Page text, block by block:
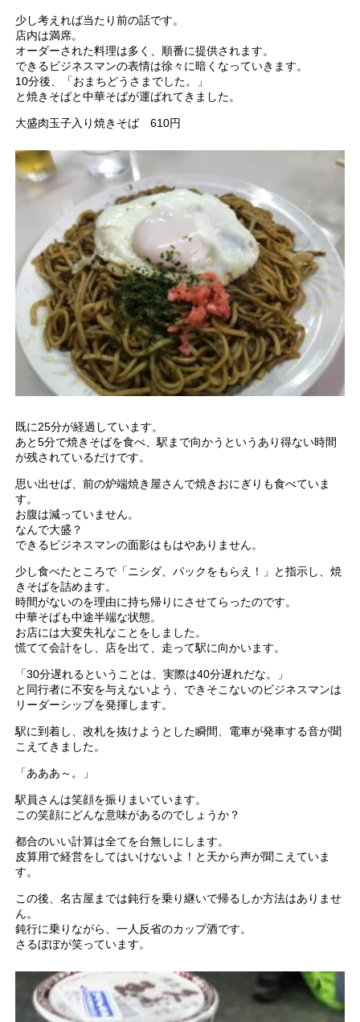
少し考えれば当たり前の話です。
店内は満席。
オーダーされた料理は多く、順番に提供されます。
できるビジネスマンの表情は徐々に暗くなっていきます。
10分後、「おまちどうさまでした。」
と焼きそばと中華そばが運ばれてきました。
大盛肉玉子入り焼きそば 610円
既に25分が経過しています。
あと5分で焼きそばを食べ、駅まで向かうというあり得ない時間
が残されているだけです。
思い出せば、前の炉端焼き屋さんで焼きおにぎりも食べていま
す。
お腹は減っていません。
なんで大盛？
できるビジネスマンの面影はもはやありません。
少し食べたところで「ニシダ、パックをもらえ！」と指示し、焼
きそばを詰めます。
時間がないのを理由に持ち帰りにさせてらったのです。
中華そばも中途半端な状態。
お店には大変失礼なことをしました。
慌てて会計をし、店を出て、走って駅に向かいます。
「30分遅れるということは、実際は40分遅れだな。」
と同行者に不安を与えないよう、できそこないのビジネスマンは
リーダーシップを発揮します。
駅に到着し、改札を抜けようとした瞬間、電車が発車する音が聞
こえてきました。
「あああ～。」
駅員さんは笑顔を振りまいています。
この笑顔にどんな意味があるのでしょうか？
都合のいい計算は全てを台無しにします。
皮算用で経営をしてはいけないよ！と天から声が聞こえていま
す。
この後、名古屋までは鈍行を乗り継いで帰るしか方法はありませ
ん。
鈍行に乗りながら、一人反省のカップ酒です。
さるぼぼが笑っています。